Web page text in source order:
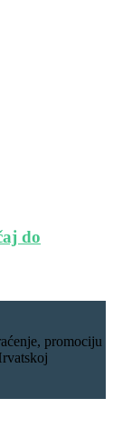
do
promociju